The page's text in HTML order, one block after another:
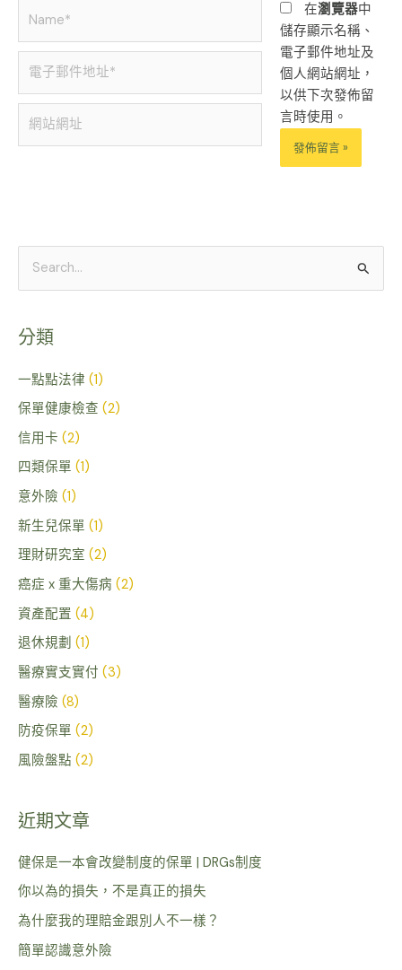
郵
件
地
站
在瀏覽器中
儲存顯示名稱、
電子郵件地址及
個人網站網址，
以供下次發佈留
言時使用。
鍵
字
:
分類
一點點法律 (1)
保單健康檢查 (2)
信用卡 (2)
四類保單 (1)
意外險 (1)
新生兒保單 (1)
理財研究室 (2)
癌症 x 重大傷病 (2)
資產配置 (4)
退休規劃 (1)
醫療實支實付 (3)
醫療險 (8)
防疫保單 (2)
風險盤點 (2)
近期文章
健保是一本會改變制度的保單 | DRGs制度
你以為的損失，不是真正的損失
為什麼我的理賠金跟別人不一樣？
簡單認識意外險